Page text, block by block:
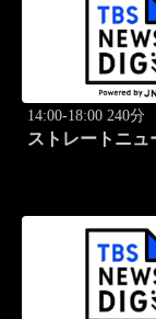
14:00-18:00 240分
ストレートニュ